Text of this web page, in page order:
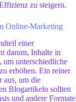
zu steigern.
Online-Marketing
einer
darum, Inhalte in
um unterschiedliche
erhöhen. Ein reiner
aus, um die
Blogartikeln sollten
und andere Formate